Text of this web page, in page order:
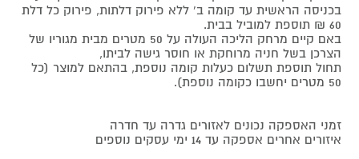
בכניסה הראשית עד קומה ב' ללא פירוק דלתות, פירוק כל דלת
60 ₪ תוספת למוביל בבית.
באם קיים מרחק הליכה העולה על 50 מטרים מבית מגוריו של
הצרכן בשל חניה מרוחקת או חוסר גישה לביתו,
תחול תוספת תשלום כעלות קומה נוספת, בהתאם למוצר (כל
50 מטרים יחשבו כקומה נוספת).
זמני האספקה נכונים לאזורים גדרה עד חדרה
איזורים אחרים אספקה עד 14 ימי עסקים נוספים